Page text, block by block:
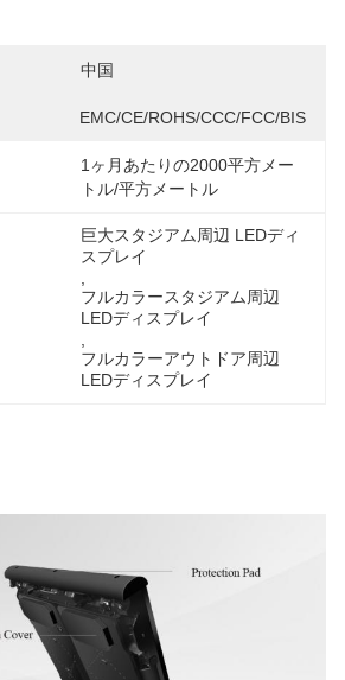
中国
EMC/CE/ROHS/CCC/FCC/BIS
1ヶ月あたりの2000平方メー
トル/平方メートル
巨大スタジアム周辺 LEDディ
スプレイ
フルカラースタジアム周辺
LEDディスプレイ
フルカラーアウトドア周辺
LEDディスプレイ